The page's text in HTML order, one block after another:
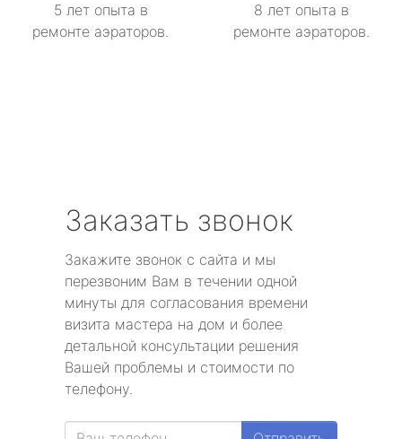
5 лет опыта в
ремонте аэраторов.
8 лет опыта в
ремонте аэраторов.
Заказать звонок
Закажите звонок с сайта и мы
перезвоним Вам в течении одной
минуты для согласования времени
визита мастера на дом и более
детальной консультации решения
Вашей проблемы и стоимости по
телефону.